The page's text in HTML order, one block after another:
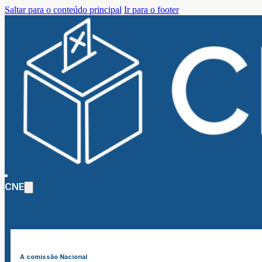
Saltar para o conteúdo principal Ir para o footer
CNE
A comissão Nacional